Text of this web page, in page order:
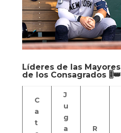
Líderes de las
de los Consagrados 🎚️👑
C
a
t
J
u
g
a
R